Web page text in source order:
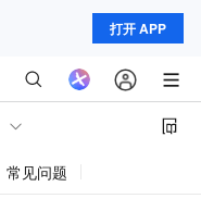
打开 APP
常见问题